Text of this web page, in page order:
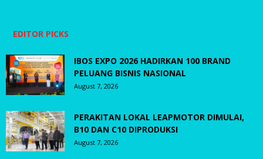
EDITOR PICKS
IBOS EXPO 2026 HADIRKAN 100 BRAND
PELUANG BISNIS NASIONAL
August 7, 2026
PERAKITAN LOKAL LEAPMOTOR DIMULAI,
B10 DAN C10 DIPRODUKSI
August 7, 2026